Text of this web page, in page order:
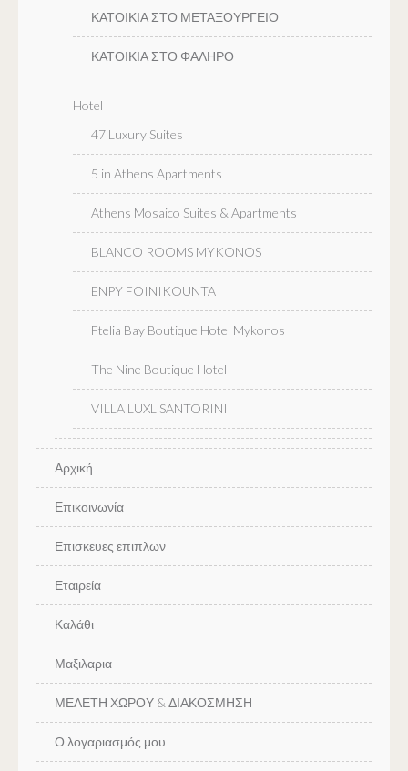
ΚΑΤΟΙΚΙΑ ΣΤΟ ΜΕΤΑΞΟΥΡΓΕΙΟ
ΚΑΤΟΙΚΙΑ ΣΤΟ ΦΑΛΗΡΟ
Hotel
47 Luxury Suites
5 in Athens Apartments
Athens Mosaico Suites & Apartments
BLANCO ROOMS MYKONOS
ENPY FOINIKOUNTA
Ftelia Bay Boutique Hotel Mykonos
The Nine Boutique Hotel
VILLA LUXL SANTORINI
Αρχική
Επικοινωνία
Επισκευες επιπλων
Εταιρεία
Καλάθι
Μαξιλαρια
ΜΕΛΕΤΗ ΧΩΡΟΥ & ΔΙΑΚΟΣΜΗΣΗ
Ο λογαριασμός μου